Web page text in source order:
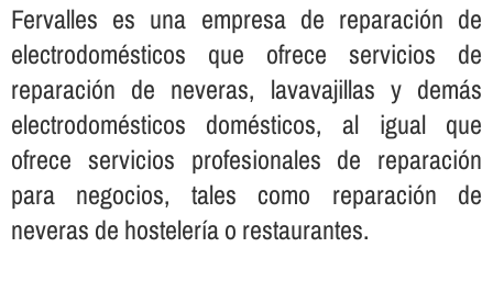
Fervalles es una empresa de reparación de
electrodomésticos que ofrece servicios de
reparación de neveras, lavavajillas y demás
electrodomésticos domésticos, al igual que
ofrece servicios profesionales de reparación
para negocios, tales como reparación de
neveras de hostelerí­a o restaurantes.